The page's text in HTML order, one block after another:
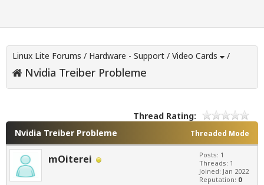
Linux Lite Forums / Hardware - Support / Video Cards /
Nvidia Treiber Probleme
Thread Rating:
Threaded Mode
Nvidia Treiber Probleme
mOiterei
Posts: 1
Threads: 1
Joined: Jan 2022
Reputation: 0